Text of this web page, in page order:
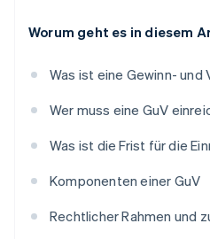
Worum geht es in diesem
Was ist eine Gewinn- und
Wer muss eine GuV
Was ist die Frist für die
Komponenten einer GuV
Rechtlicher Rahmen und